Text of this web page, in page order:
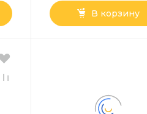
В корзину